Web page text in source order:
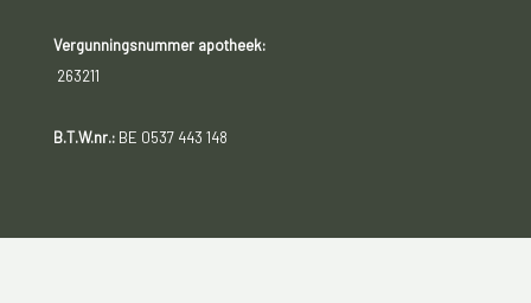
Vergunningsnummer apotheek:
263211
B.T.W.nr.:BE 0537 443 148